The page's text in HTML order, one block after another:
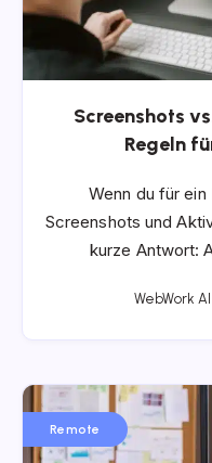
Screenshots
Regeln
Wenn du für
Screenshots und
kurze Antwort:
WebWork AI
Remote